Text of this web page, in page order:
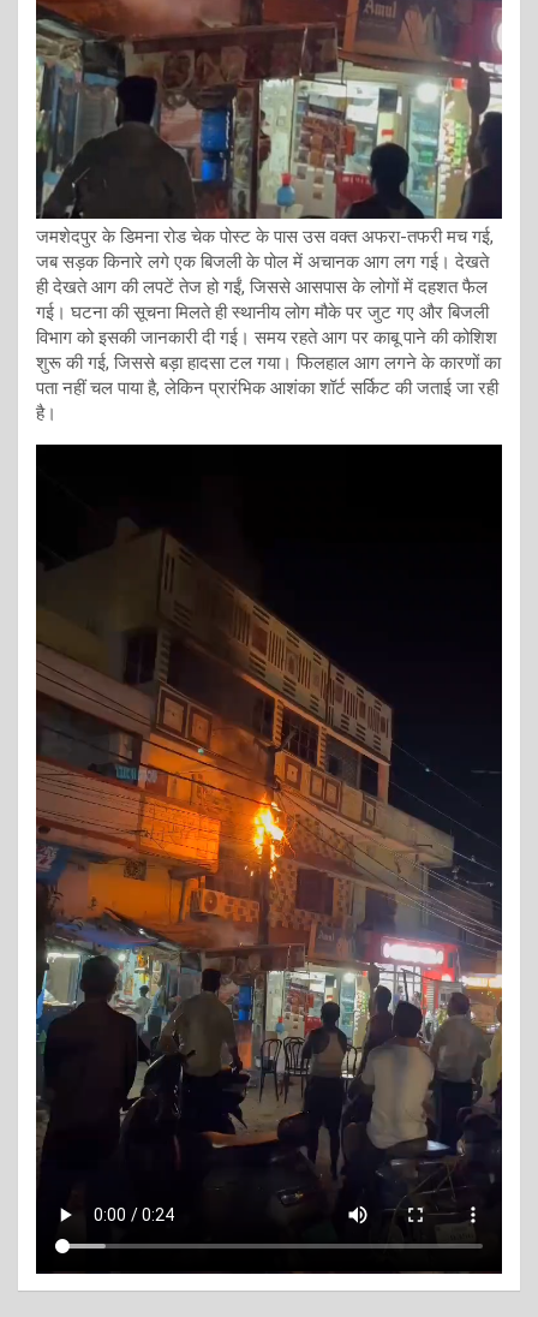
जमशेदपुर के डिमना रोड चेक पोस्ट के पास उस वक्त अफरा-तफरी मच गई,
जब सड़क किनारे लगे एक बिजली के पोल में अचानक आग लग गई। देखते
ही देखते आग की लपटें तेज हो गईं, जिससे आसपास के लोगों में दहशत फैल
गई। घटना की सूचना मिलते ही स्थानीय लोग मौके पर जुट गए और बिजली
विभाग को इसकी जानकारी दी गई। समय रहते आग पर काबू पाने की कोशिश
शुरू की गई, जिससे बड़ा हादसा टल गया। फिलहाल आग लगने के कारणों का
पता नहीं चल पाया है, लेकिन प्रारंभिक आशंका शॉर्ट सर्किट की जताई जा रही
है।